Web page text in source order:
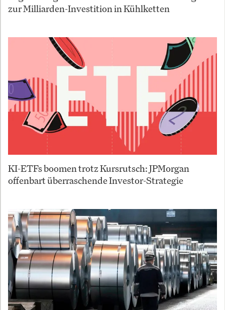
zur Milliarden-Investition in Kühlketten
KI-ETFs boomen trotz Kursrutsch: JPMorgan
offenbart überraschende Investor-Strategie